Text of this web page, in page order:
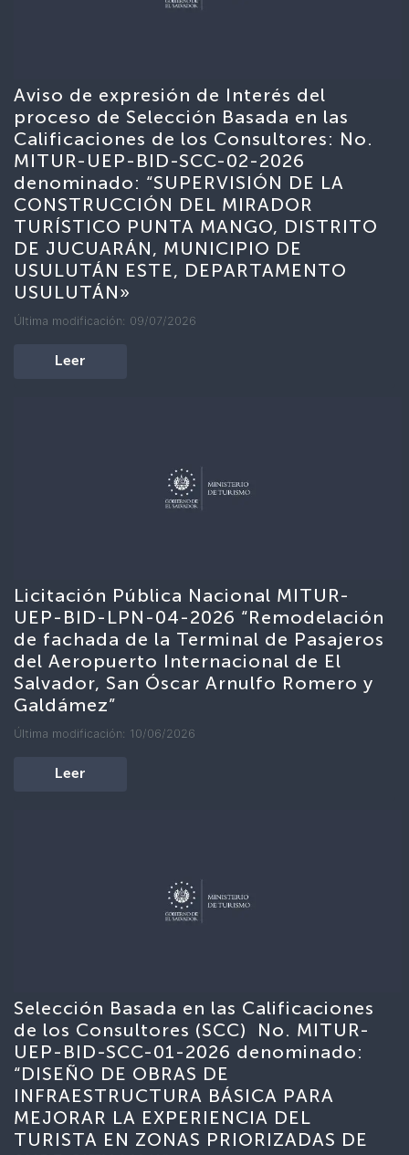
Aviso de expresión de Interés del
proceso de Selección Basada en las
Calificaciones de los Consultores: No.
MITUR-UEP-BID-SCC-02-2026
denominado: “SUPERVISIÓN DE LA
CONSTRUCCIÓN DEL MIRADOR
TURÍSTICO PUNTA MANGO, DISTRITO
DE JUCUARÁN, MUNICIPIO DE
USULUTÁN ESTE, DEPARTAMENTO
USULUTÁN»
Última modificación: 09/07/2026
Leer
Licitación Pública Nacional MITUR-
UEP-BID-LPN-04-2026 “Remodelación
de fachada de la Terminal de Pasajeros
del Aeropuerto Internacional de El
Salvador, San Óscar Arnulfo Romero y
Galdámez”
Última modificación: 10/06/2026
Leer
Selección Basada en las Calificaciones
de los Consultores (SCC) No. MITUR-
UEP-BID-SCC-01-2026 denominado:
“DISEÑO DE OBRAS DE
INFRAESTRUCTURA BÁSICA PARA
MEJORAR LA EXPERIENCIA DEL
TURISTA EN ZONAS PRIORIZADAS DE